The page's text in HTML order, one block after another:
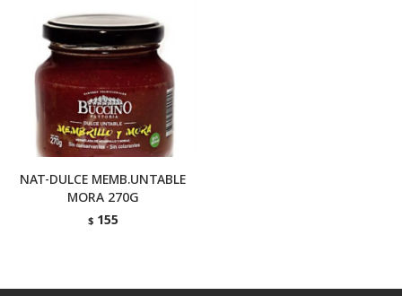
NAT-DULCE MEMB.UNTABLE
MORA 270G
$ 155